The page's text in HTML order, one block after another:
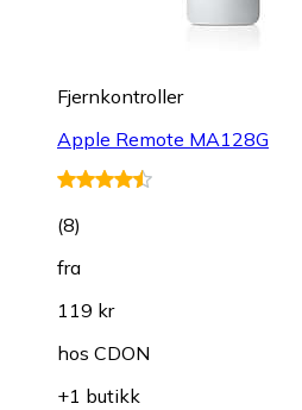
Fjernkontroller
Apple Remote MA128G
(8)
fra
119 kr
hos CDON
+1 butikk